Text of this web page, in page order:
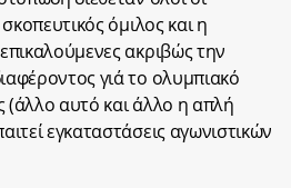
όμιλος και η
ακριβώς την
γιά το ολυμπιακό
αυτό και άλλο η απλή
εγκαταστάσεις αγωνιστικών